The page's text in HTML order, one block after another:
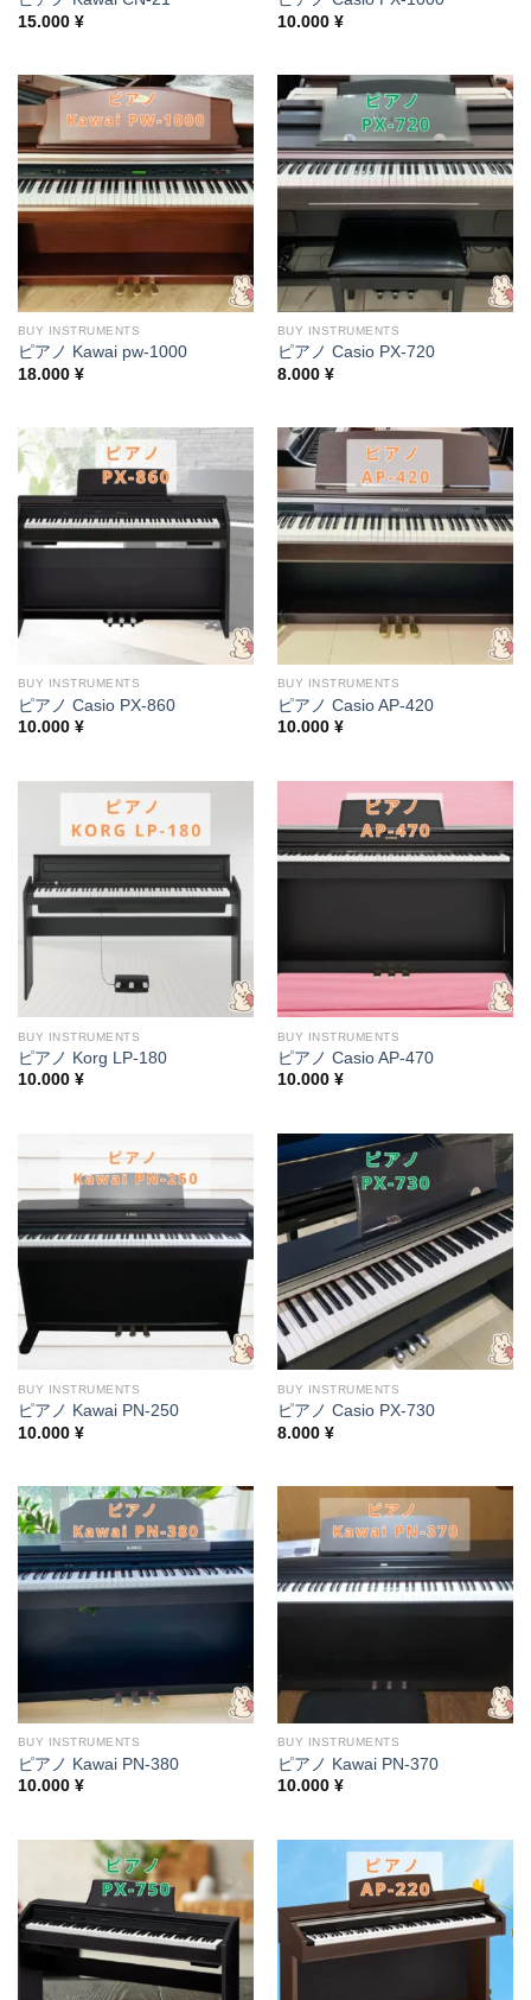
15.000 ¥
10.000 ¥
BUY INSTRUMENTS
ピアノ Kawai pw-1000
18.000 ¥
BUY INSTRUMENTS
ピアノ Casio PX-720
8.000 ¥
BUY INSTRUMENTS
ピアノ Casio PX-860
10.000 ¥
BUY INSTRUMENTS
ピアノ Casio AP-420
10.000 ¥
BUY INSTRUMENTS
ピアノ Korg LP-180
10.000 ¥
BUY INSTRUMENTS
ピアノ Casio AP-470
10.000 ¥
BUY INSTRUMENTS
ピアノ Kawai PN-250
10.000 ¥
BUY INSTRUMENTS
ピアノ Casio PX-730
8.000 ¥
BUY INSTRUMENTS
ピアノ Kawai PN-380
10.000 ¥
BUY INSTRUMENTS
ピアノ Kawai PN-370
10.000 ¥